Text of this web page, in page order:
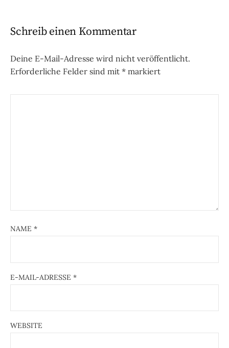
Schreib einen Kommentar
Deine E-Mail-Adresse wird nicht veröffentlicht.
Erforderliche Felder sind mit * markiert
NAME *
E-MAIL-ADRESSE *
WEBSITE